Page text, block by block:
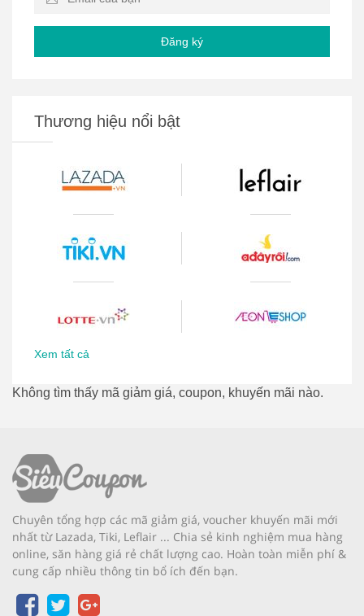
Đăng ký
Thương hiệu nổi bật
Xem tất cả
Không tìm thấy mã giảm giá, coupon, khuyến mãi nào.
Chuyên tổng hợp các mã giảm giá, voucher khuyến mãi mới
nhất từ Lazada, Tiki, Leflair ... Chia sẻ kinh nghiệm mua hàng
online, săn hàng giá rẻ chất lượng cao. Hoàn toàn miễn phí &
cung cấp nhiều thông tin bổ ích đến bạn.